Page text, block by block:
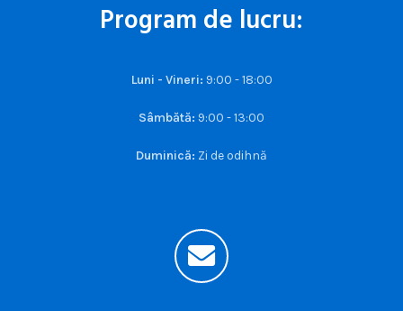
Program de lucru:
Luni - Vineri: 9:00 - 18:00
Sâmbătă: 9:00 - 13:00
Duminică: Zi de odihnă